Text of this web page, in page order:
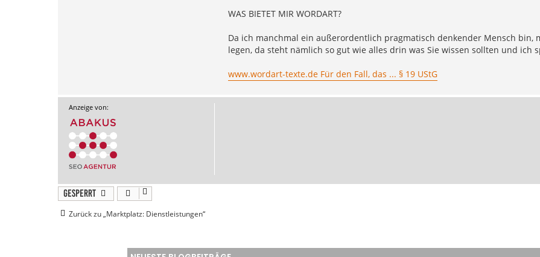
WAS BIETET MIR WORDART?
Da ich manchmal ein außerordentlich pragmatisch denkender Mensch bin,
legen, da steht nämlich so gut wie alles drin was Sie wissen sollten und ich
www.wordart-texte.de Für den Fall, das ... § 19 UStG
Anzeige von:
Gesperrt
Zurück zu „Marktplatz: Dienstleistungen“